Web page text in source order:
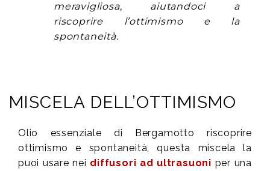
meravigliosa, aiutandoci a
riscoprire l’ottimismo e la
spontaneità.
MISCELA DELL’OTTIMISMO
Olio essenziale di Bergamotto riscoprire
ottimismo e spontaneità, questa miscela la
puoi usare nei diffusori ad ultrasuoni per una